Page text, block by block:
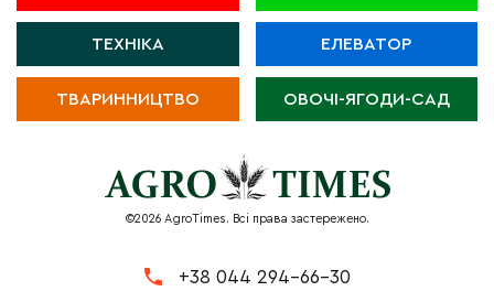
ТЕХНІКА ЕЛЕВАТОР
ТВАРИННИЦТВО ОВОЧІ-ЯГОДИ-САД
©2026 AgroTimes. Всі права застережено.
+38 044 294-66-30